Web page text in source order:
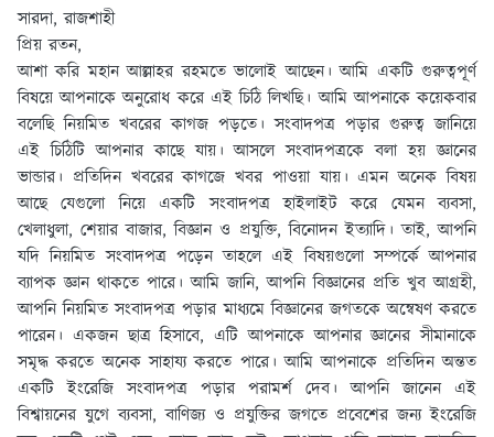
সারদা, রাজশাহী
প্রিয় রতন,
আশা করি মহান আল্লাহর রহমতে ভালোই আছেন। আমি একটি গুরুত্বপূর্ণ
বিষয়ে আপনাকে অনুরোধ করে এই চিঠি লিখছি। আমি আপনাকে কয়েকবার
বলেছি নিয়মিত খবরের কাগজ পড়তে। সংবাদপত্র পড়ার গুরুত্ব জানিয়ে
এই চিঠিটি আপনার কাছে যায়। আসলে সংবাদপত্রকে বলা হয় জ্ঞানের
ভান্ডার। প্রতিদিন খবরের কাগজে খবর পাওয়া যায়। এমন অনেক বিষয়
আছে যেগুলো নিয়ে একটি সংবাদপত্র হাইলাইট করে যেমন ব্যবসা,
খেলাধুলা, শেয়ার বাজার, বিজ্ঞান ও প্রযুক্তি, বিনোদন ইত্যাদি। তাই, আপনি
যদি নিয়মিত সংবাদপত্র পড়েন তাহলে এই বিষয়গুলো সম্পর্কে আপনার
ব্যাপক জ্ঞান থাকতে পারে। আমি জানি, আপনি বিজ্ঞানের প্রতি খুব আগ্রহী,
আপনি নিয়মিত সংবাদপত্র পড়ার মাধ্যমে বিজ্ঞানের জগতকে অন্বেষণ করতে
পারেন। একজন ছাত্র হিসাবে, এটি আপনাকে আপনার জ্ঞানের সীমানাকে
সমৃদ্ধ করতে অনেক সাহায্য করতে পারে। আমি আপনাকে প্রতিদিন অন্তত
একটি ইংরেজি সংবাদপত্র পড়ার পরামর্শ দেব। আপনি জানেন এই
বিশ্বায়নের যুগে ব্যবসা, বাণিজ্য ও প্রযুক্তির জগতে প্রবেশের জন্য ইংরেজি